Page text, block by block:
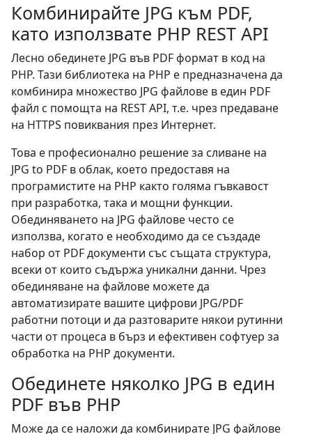
Комбинирайте JPG към PDF,
като използвате PHP REST API
Лесно обединете JPG във PDF формат в код на
PHP. Тази библиотека на PHP е предназначена да
комбинира множество JPG файлове в един PDF
файл с помощта на REST API, т.е. чрез предаване
на HTTPS повиквания през Интернет.
Това е професионално решение за сливане на
JPG to PDF в облак, което предоставя на
програмистите на PHP както голяма гъвкавост
при разработка, така и мощни функции.
Обединяването на JPG файлове често се
използва, когато е необходимо да се създаде
набор от PDF документи със същата структура,
всеки от които съдържа уникални данни. Чрез
обединяване на файлове можете да
автоматизирате вашите цифрови JPG/PDF
работни потоци и да разтоварите някои рутинни
части от процеса в бърз и ефективен софтуер за
обработка на PHP документи.
Обединете няколко JPG в един
PDF във PHP
Може да се наложи да комбинирате JPG файлове